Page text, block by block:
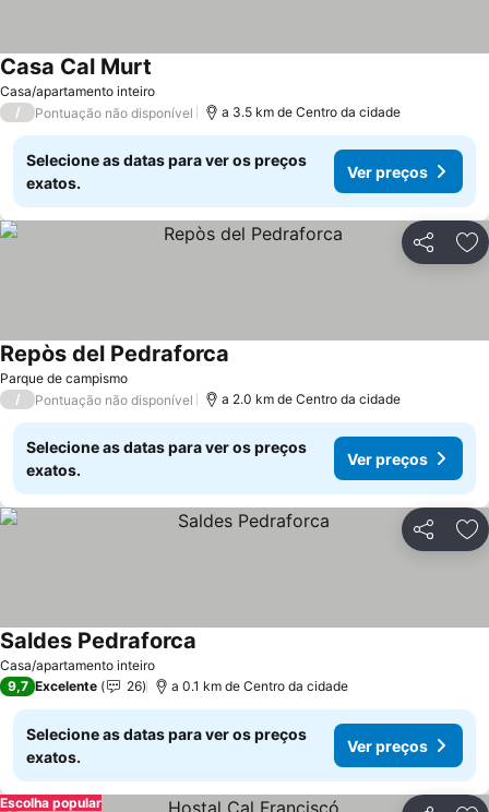
Casa/apartamento inteiro
Casa Cal Murt
/ Pontuação não disponível a 3.5 km de Centro da cidade
Selecione as datas para ver os preços
exatos.
Ver preços
Partilhar
Parque de campismo
Repòs del Pedraforca
/ Pontuação não disponível a 2.0 km de Centro da cidade
Selecione as datas para ver os preços
exatos.
Ver preços
Partilhar
Casa/apartamento inteiro
Saldes Pedraforca
9,7 Excelente 26 a 0.1 km de Centro da cidade
Selecione as datas para ver os preços
exatos.
Ver preços
Escolha popular